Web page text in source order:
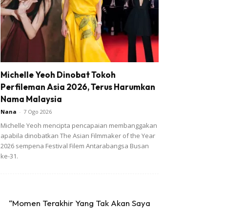
Michelle Yeoh Dinobat Tokoh
Perfileman Asia 2026, Terus Harumkan
Nama Malaysia
Nana - 7 Ogo 2026
Michelle Yeoh mencipta pencapaian membanggakan
apabila dinobatkan The Asian Filmmaker of the Year
2026 sempena Festival Filem Antarabangsa Busan
ke-31.
“Momen Terakhir Yang Tak Akan Saya